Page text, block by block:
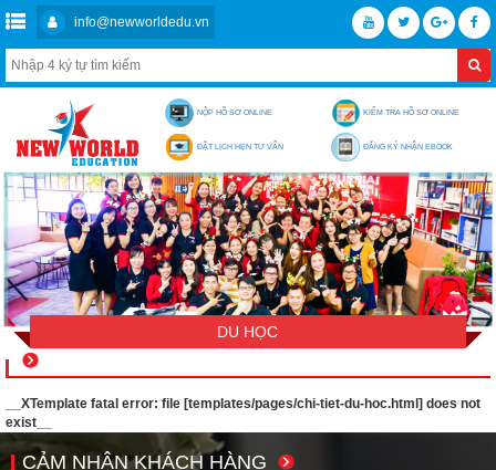
info@newworldedu.vn
NỘP HỒ SƠ ONLINE KIỂM TRA HỒ SƠ ONLINE
ĐẶT LỊCH HẸN TƯ VẤN ĐĂNG KÝ NHẬN EBOOK
DU HỌC
__XTemplate fatal error: file [templates/pages/chi-tiet-du-hoc.html] does not
exist__
CẢM NHẬN KHÁCH HÀNG